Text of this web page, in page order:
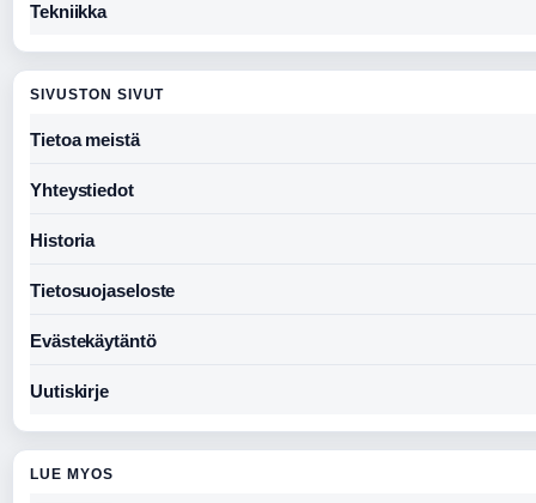
Tekniikka
SIVUSTON SIVUT
Tietoa meistä
Yhteystiedot
Historia
Tietosuojaseloste
Evästekäytäntö
Uutiskirje
LUE MYOS